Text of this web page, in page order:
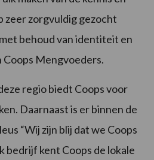
zeer zorgvuldig gezocht
behoud van identiteit en
Coops Mengvoeders.
regio biedt Coops voor
Daarnaast is er binnen de
“Wij zijn blij dat we Coops
bedrijf kent Coops de lokale